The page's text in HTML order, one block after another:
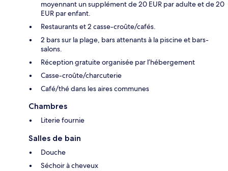
moyennant un supplément de 20 EUR par adulte et de 20
EUR par enfant.
Restaurants et 2 casse-croûte/cafés.
2 bars sur la plage, bars attenants à la piscine et bars-
salons.
Réception gratuite organisée par l’hébergement
Casse-croûte/charcuterie
Café/thé dans les aires communes
Chambres
Literie fournie
Salles de bain
Douche
Séchoir à cheveux